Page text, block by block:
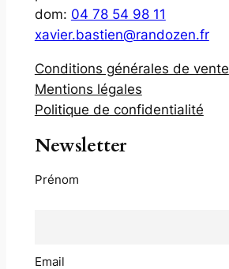
dom: 04 78 54 98 11
xavier.bastien@randozen.fr
Conditions générales de vente
Mentions légales
Politique de confidentialité
Newsletter
Prénom
Email